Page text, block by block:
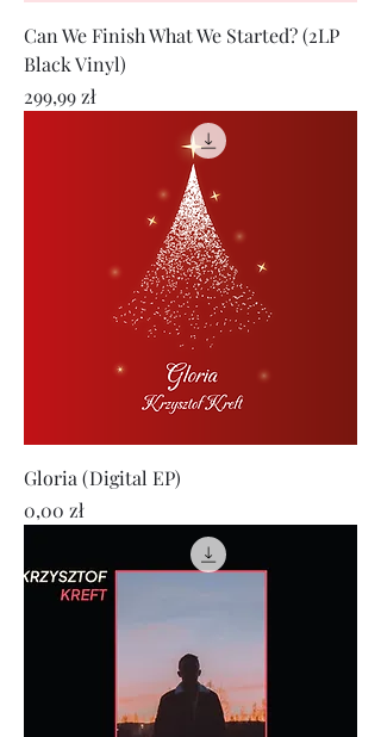
Can We Finish What We Started? (2LP
Black Vinyl)
Cena
299,99 zł
Gloria (Digital EP)
Cena
0,00 zł